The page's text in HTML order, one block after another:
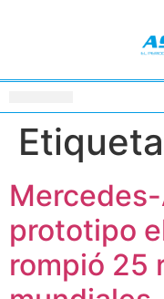
Mercedes-
prototipo
rompió 25